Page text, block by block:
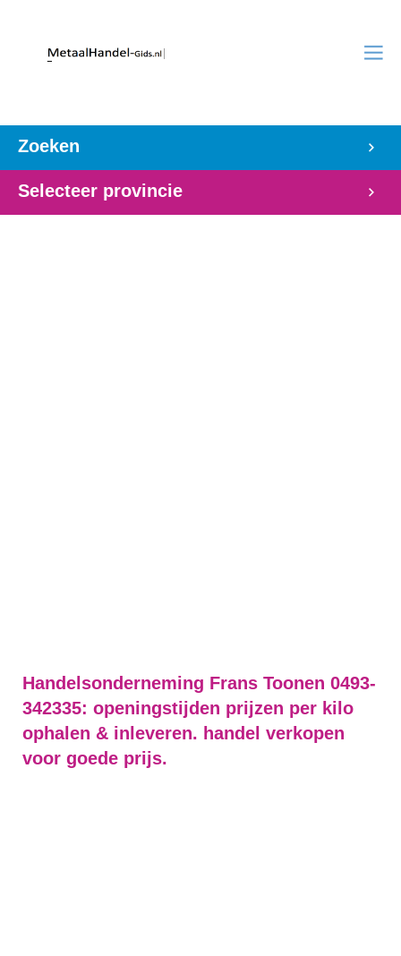
Zoeken
Selecteer provincie
Handelsonderneming Frans Toonen 0493-
342335: openingstijden prijzen per kilo
ophalen & inleveren. handel verkopen
voor goede prijs.